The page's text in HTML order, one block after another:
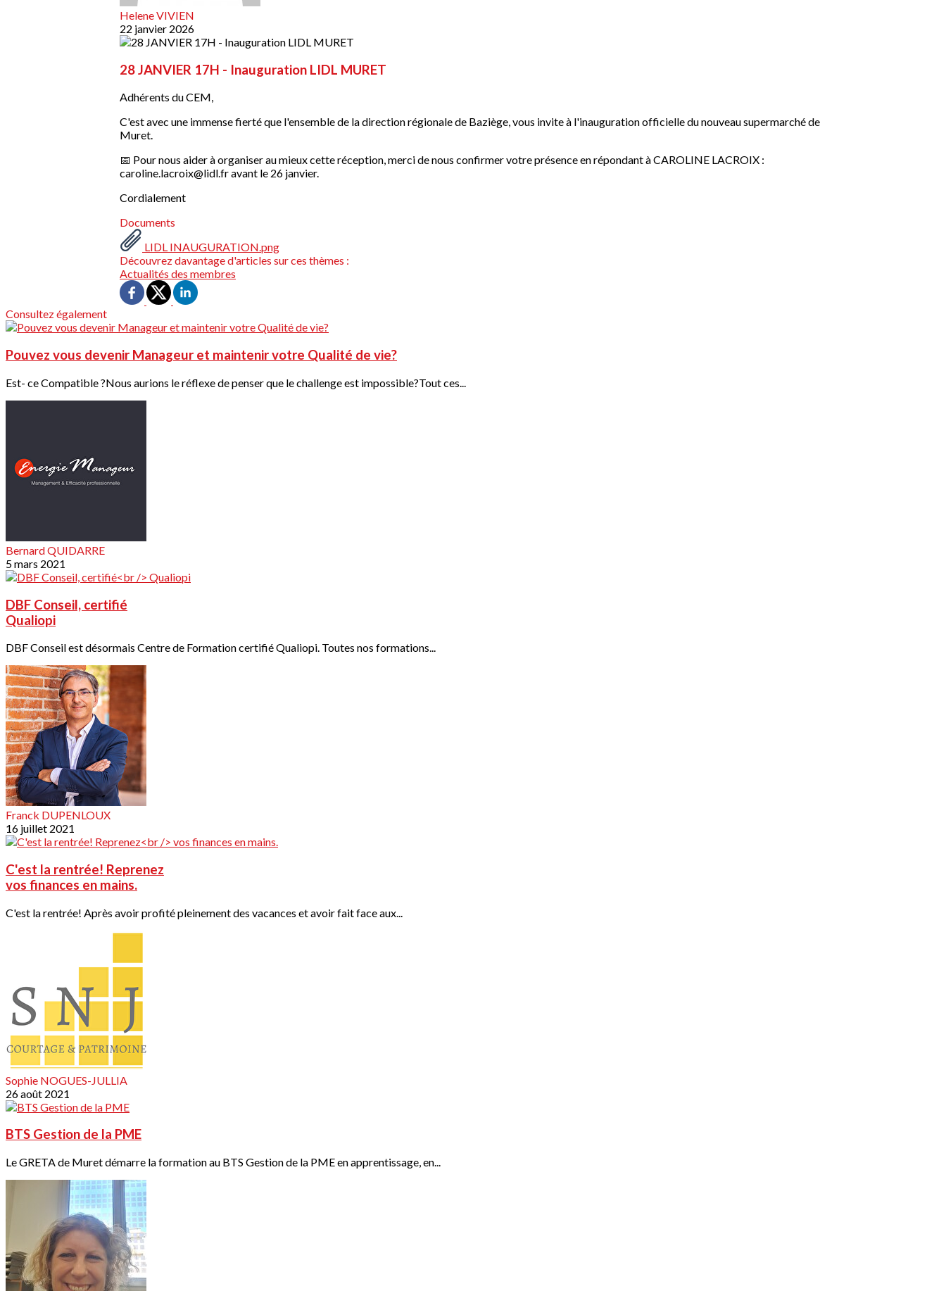
Helene VIVIEN
22 janvier 2026
28 JANVIER 17H - Inauguration LIDL MURET
Adhérents du CEM,
C'est avec une immense fierté que l'ensemble de la direction régionale de Baziège, vous invite à l'inauguration officielle du nouveau supermarché de
Muret.
📅 Pour nous aider à organiser au mieux cette réception, merci de nous confirmer votre présence en répondant à CAROLINE LACROIX :
caroline.lacroix@lidl.fr avant le 26 janvier.
Cordialement
Documents
LIDL INAUGURATION.png
Découvrez davantage d'articles sur ces thèmes :
Actualités des membres
Consultez également
Pouvez vous devenir Manageur et maintenir votre Qualité de vie?
Est- ce Compatible ?Nous aurions le réflexe de penser que le challenge est impossible?Tout ces...
Bernard QUIDARRE
5 mars 2021
DBF Conseil, certifié
Qualiopi
DBF Conseil est désormais Centre de Formation certifié Qualiopi. Toutes nos formations...
Franck DUPENLOUX
16 juillet 2021
C'est la rentrée! Reprenez
vos finances en mains.
C'est la rentrée! Après avoir profité pleinement des vacances et avoir fait face aux...
Sophie NOGUES-JULLIA
26 août 2021
BTS Gestion de la PME
Le GRETA de Muret démarre la formation au BTS Gestion de la PME en apprentissage, en...